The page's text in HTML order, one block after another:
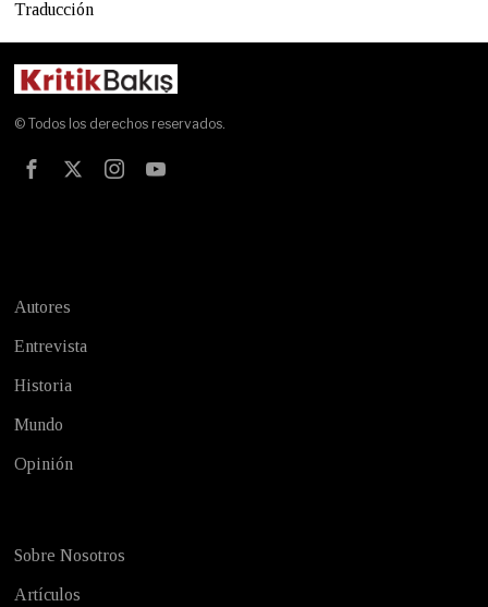
Traducción
© Todos los derechos reservados.
Autores
Entrevista
Historia
Mundo
Opinión
Sobre Nosotros
Artículos